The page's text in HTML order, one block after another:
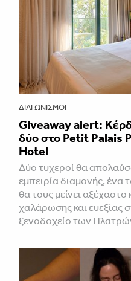
ΔΙΑΓΩΝΙΣΜΟΊ
Giveaway alert:
δύο στο Petit Palais
Hotel
Δύο τυχεροί θα
εμπειρία διαμονής, ένα
θα τους μείνει αξέχαστο
χαλάρωσης και ευεξίας
ξενοδοχείο των